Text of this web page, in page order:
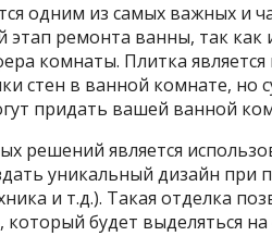
одним из самых важных и
этап ремонта ванны, так
комнаты. Плитка
стен в ванной комнате, но
придать вашей ванной
решений является
уникальный дизайн при
и т.д.). Такая отделка
будет выделяться